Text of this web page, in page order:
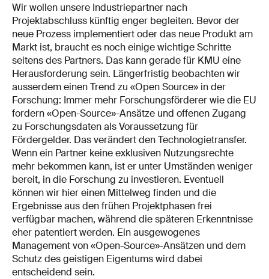
Wir wollen unsere Industriepartner nach
Projektabschluss künftig enger begleiten. Bevor der
neue Prozess implementiert oder das neue Produkt am
Markt ist, braucht es noch einige wichtige Schritte
seitens des Partners. Das kann gerade für KMU eine
Herausforderung sein. Längerfristig beobachten wir
ausserdem einen Trend zu «Open Source» in der
Forschung: Immer mehr Forschungsförderer wie die EU
fordern «Open-Source»-Ansätze und offenen Zugang
zu Forschungsdaten als Voraussetzung für
Fördergelder. Das verändert den Technologietransfer.
Wenn ein Partner keine exklusiven Nutzungsrechte
mehr bekommen kann, ist er unter Umständen weniger
bereit, in die Forschung zu investieren. Eventuell
können wir hier einen Mittelweg finden und die
Ergebnisse aus den frühen Projektphasen frei
verfügbar machen, während die späteren Erkenntnisse
eher patentiert werden. Ein ausgewogenes
Management von «Open-Source»-Ansätzen und dem
Schutz des geistigen Eigentums wird dabei
entscheidend sein.